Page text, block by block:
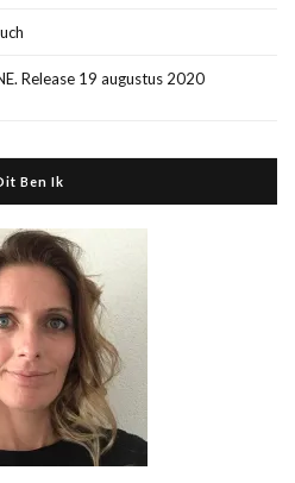
Release 19 augustus 2020
Ben Ik